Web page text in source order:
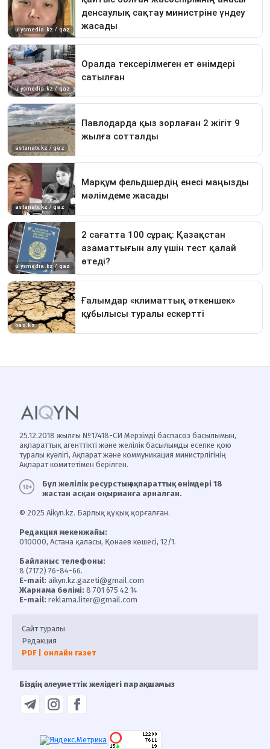
25.12.2018 жылғы №17418-СИ Мерзімді баспасөз басылымын,
ақпараттық агенттікті және желілік басылымды есепке қою
туралы куәлігі, Ақпарат және коммуникация министрлігінің
Ақпарат комитетімен берілген.
Бұл желілік ресурстың ақпараттық өнімдері 18
жастан асқан оқырманға арналған.
© 2025 Aikyn.kz. Барлық құқық қорғалған.
Редакция мекенжайы:
010000, Астана қаласы, Қонаев көшесі, 12/1.
Байланыс телефоны:
8 (7172) 76-84-66.
E-mail: aikyn.kz.gazeti@gmail.com
Жарнама бөлімі: 8 701 675 42 14
E-mail: reklama.liter@gmail.com
Сайт туралы
Редакция
PDF | онлайн газет
Біздің әлеуметтік желідегі парақшамыз